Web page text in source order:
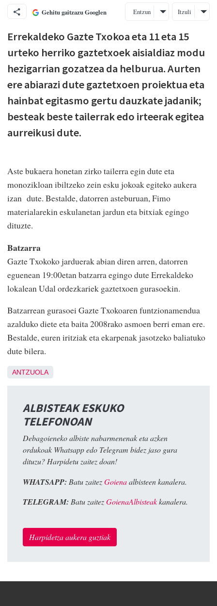
Gehitu gaitzazu Googlen Entzun Itzuli
Errekaldeko Gazte Txokoa eta 11 eta 15
urteko herriko gaztetxoek aisialdiaz modu
hezigarrian gozatzea da helburua. Aurten
ere abiarazi dute gaztetxoen proiektua eta
hainbat egitasmo gertu dauzkate jadanik;
besteak beste tailerrak edo irteerak egitea
aurreikusi dute.
Aste bukaera honetan zirko tailerra egin dute eta
monozikloan ibiltzeko zein esku jokoak egiteko aukera
izan dute. Bestalde, datorren asteburuan, Fimo
materialarekin eskulanetan jardun eta bitxiak egingo
dituzte.
Batzarra
Gazte Txokoko jarduerak abian diren arren, datorren
eguenean 19:00etan batzarra egingo dute Errekaldeko
lokalean Udal ordezkariek gaztetxoen gurasoekin.
Batzarrean gurasoei Gazte Txokoaren funtzionamendua
azalduko diete eta baita 2008rako asmoen berri eman ere.
Bestalde, euren iritziak eta ekarpenak jasotzeko baliatuko
dute bilera.
ANTZUOLA
ALBISTEAK ESKUKO
TELEFONOAN
Debagoieneko albiste nabarmenenak eta azken
ordukoak Whatsapp edo Telegram bidez jaso gura
dituzu? Harpidetu zaitez doan!
WHATSAPP: Batu zaitezGoienaalbisteen kanalera.
TELEGRAM: Batu zaitezGoienaAlbisteakkanalera.
Harpidetza aukera guztiak